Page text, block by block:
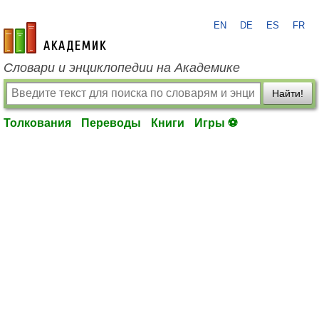
academic.ru
EN DE ES FR
Словари и энциклопедии на Академике
Найти!
Толкования Переводы Книги Игры ⚽